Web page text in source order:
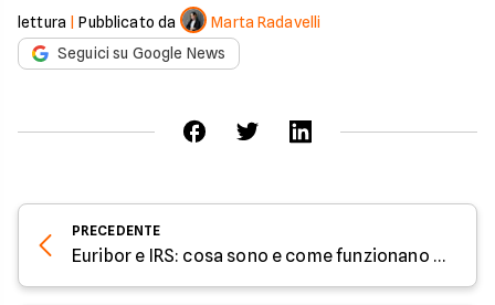
lettura |Pubblicato da
Marta Radavelli
Seguici su Google News
PRECEDENTE
Euribor e IRS: cosa sono e come funzionano i tassi